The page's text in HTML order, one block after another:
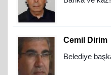
Cemil Dirim
Belediye